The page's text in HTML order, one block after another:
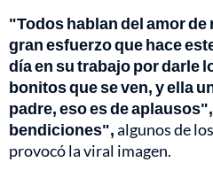
"Todos hablan del amor de
gran esfuerzo que hace
día en su trabajo por darle
bonitos que se ven, y ella
padre, eso es de
bendiciones",algunos de
provocó la viral imagen.